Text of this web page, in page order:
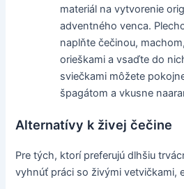
materiál na vytvorenie
adventného venca.
naplňte čečinou,
orieškami a vsaďte do
sviečkami môžete
špagátom a vkusne
Alternatívy k živej čečine
Pre tých, ktorí preferujú dlhšiu
vyhnúť práci so živými vetvičkami,